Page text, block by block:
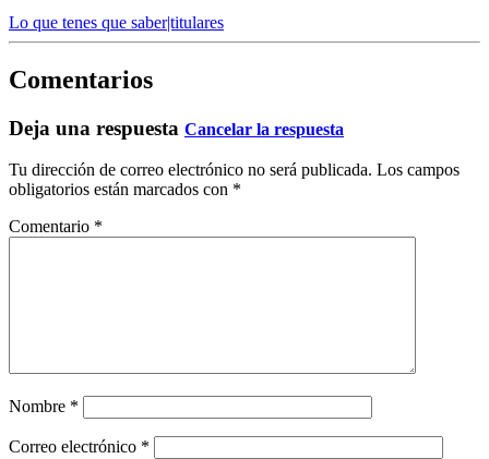
Lo que tenes que saber|titulares
Comentarios
Deja una respuesta Cancelar la respuesta
Tu dirección de correo electrónico no será publicada. Los campos
obligatorios están marcados con *
Comentario *
Nombre *
Correo electrónico *